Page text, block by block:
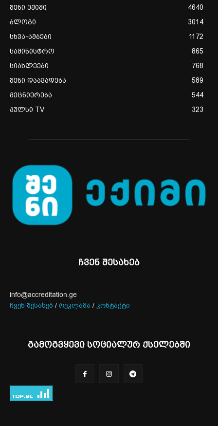
შენი ექიმი
4640
ბლოგი
3014
სხვა-ამბები
1172
სამინისტრო
865
სიახლეები
768
შენი დაავადება
589
მეცნიერება
544
პულსი TV
323
ჩვენ შესახებ
info@accreditation.ge
ჩვენ შესახებ / რეკლამა / კონტაქტი
გამოგვყევი სოციალურ ქსელებში